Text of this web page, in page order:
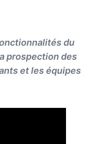
du
prospection des
et les équipes